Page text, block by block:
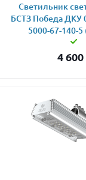
Светильник
БСТЗ Победа ДКУ
5000-67-140-
4 600